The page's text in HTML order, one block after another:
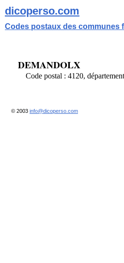
dicoperso.com
Codes postaux des communes
DEMANDOLX
Code postal : 4120,
© 2003 info@dicoperso.com